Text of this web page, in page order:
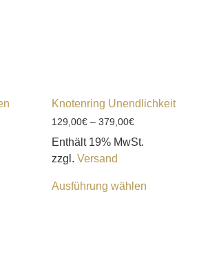
Knotenring Unendlichkeit
129,00€ – 379,00€
Enthält 19% MwSt.
zzgl. Versand
Ausführung wählen